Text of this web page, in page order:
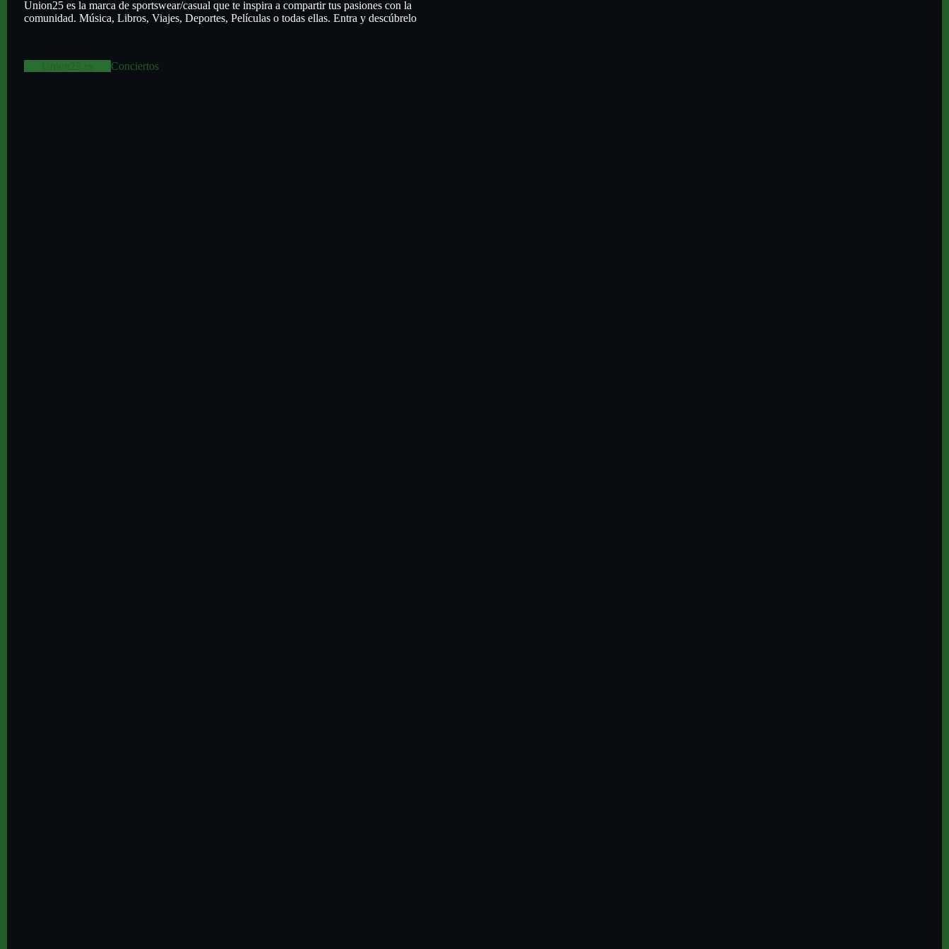
Union25 es la marca de sportswear/casual que te inspira a compartir tus pasiones con la
comunidad. Música, Libros, Viajes, Deportes, Películas o todas ellas. Entra y descúbrelo
Conciertos